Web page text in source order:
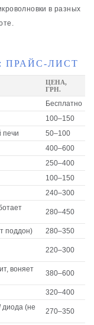
в разных
ПРАЙС-ЛИСТ
ЦЕНА,
ГРН.
Бесплатно
100–150
печи
50–100
400–600
250–400
100–150
240–300
280–450
поддон)
280–350
220–300
воняет
380–600
320–400
диода (не
270–350